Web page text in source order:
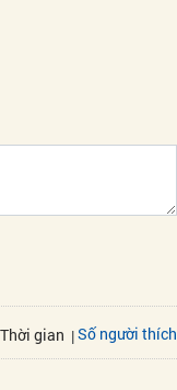
Thời gian Số người thích